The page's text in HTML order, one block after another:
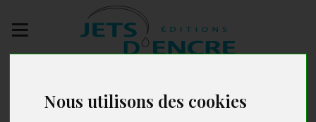
Nous utilisons des cookies